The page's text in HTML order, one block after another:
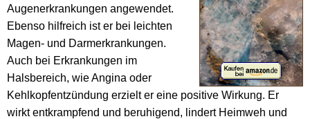
Augenerkrankungen angewendet.
Ebenso hilfreich ist er bei leichten
Magen- und Darmerkrankungen.
Auch bei Erkrankungen im
Halsbereich, wie Angina oder
Kehlkopfentzündung erzielt er eine positive Wirkung. Er
wirkt entkrampfend und beruhigend, lindert Heimweh und